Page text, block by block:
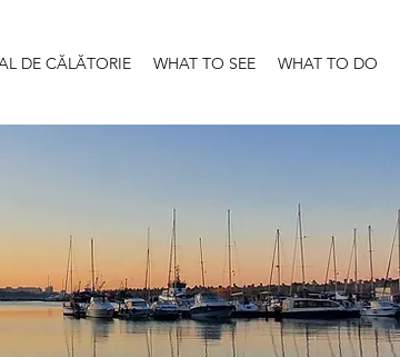
DE CĂLĂTORIE WHAT TO SEE WHAT TO DO